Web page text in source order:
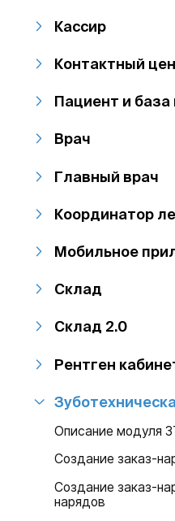
Кассир
Контактный
Пациент и база
Врач
Главный врач
Координатор
Мобильное
Склад
Склад 2.0
Рентген
Описание модуля
Создание заказ-
Создание заказ-
нарядов